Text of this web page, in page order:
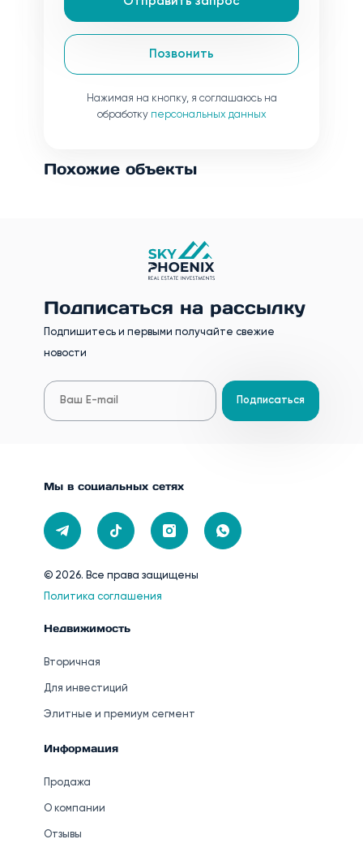
Позвонить
Нажимая на кнопку, я соглашаюсь на
обработку персональных данных
Похожие объекты
Подписаться на рассылку
Подпишитесь и первыми получайте свежие
новости
Подписаться
Мы в социальных сетях
© 2026. Все права защищены
Политика соглашения
Недвижимость
Вторичная
Для инвестиций
Элитные и премиум сегмент
Информация
Продажа
О компании
Отзывы